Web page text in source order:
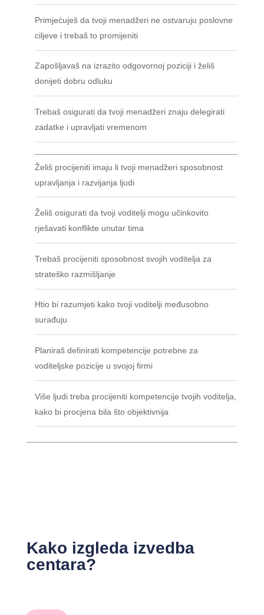
Primjećuješ da tvoji menadžeri ne ostvaruju poslovne
ciljeve i trebaš to promijeniti
Zapošljavaš na izrazito odgovornoj poziciji i želiš
donijeti dobru odluku
Trebaš osigurati da tvoji menadžeri znaju delegirati
zadatke i upravljati vremenom
Želiš procijeniti imaju li tvoji menadžeri sposobnost
upravljanja i razvijanja ljudi
Želiš osigurati da tvoji voditelji mogu učinkovito
rješavati konflikte unutar tima
Trebaš procijeniti sposobnost svojih voditelja za
strateško razmišljanje
Htio bi razumjeti kako tvoji voditelji međusobno
surađuju
Planiraš definirati kompetencije potrebne za
voditeljske pozicije u svojoj firmi
Više ljudi treba procijeniti kompetencije tvojih voditelja,
kako bi procjena bila što objektivnija
Kako izgleda izvedba
centara?